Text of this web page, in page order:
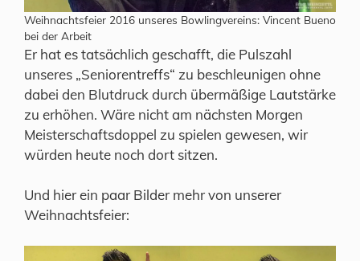
Weihnachtsfeier 2016 unseres Bowlingvereins: Vincent Bueno
bei der Arbeit
Er hat es tatsächlich geschafft, die Pulszahl
unseres „Seniorentreffs“ zu beschleunigen ohne
dabei den Blutdruck durch übermäßige Lautstärke
zu erhöhen. Wäre nicht am nächsten Morgen
Meisterschaftsdoppel zu spielen gewesen, wir
würden heute noch dort sitzen.
Und hier ein paar Bilder mehr von unserer
Weihnachtsfeier: